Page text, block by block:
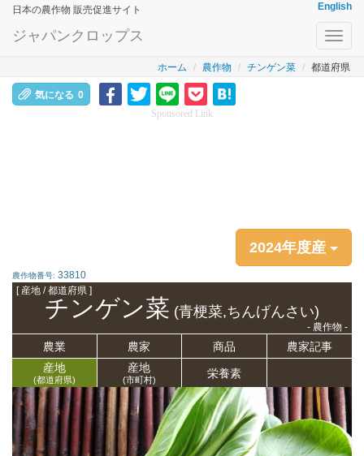
日本の農作物 販売促進サイト English
ジャパンクロップス
ホーム 農作物 チンゲン菜 都道府県
気になる 0
Sponsored Link
2024年度産
農作物番号: 33810
[ 産地 / 都道府県 ]
チンゲン菜 (青梗菜,ちんげんさい)
- 農作物 -
農業 農家 商品
農家記事
産地
(都道府県)
産地
(市町村) 栄養素